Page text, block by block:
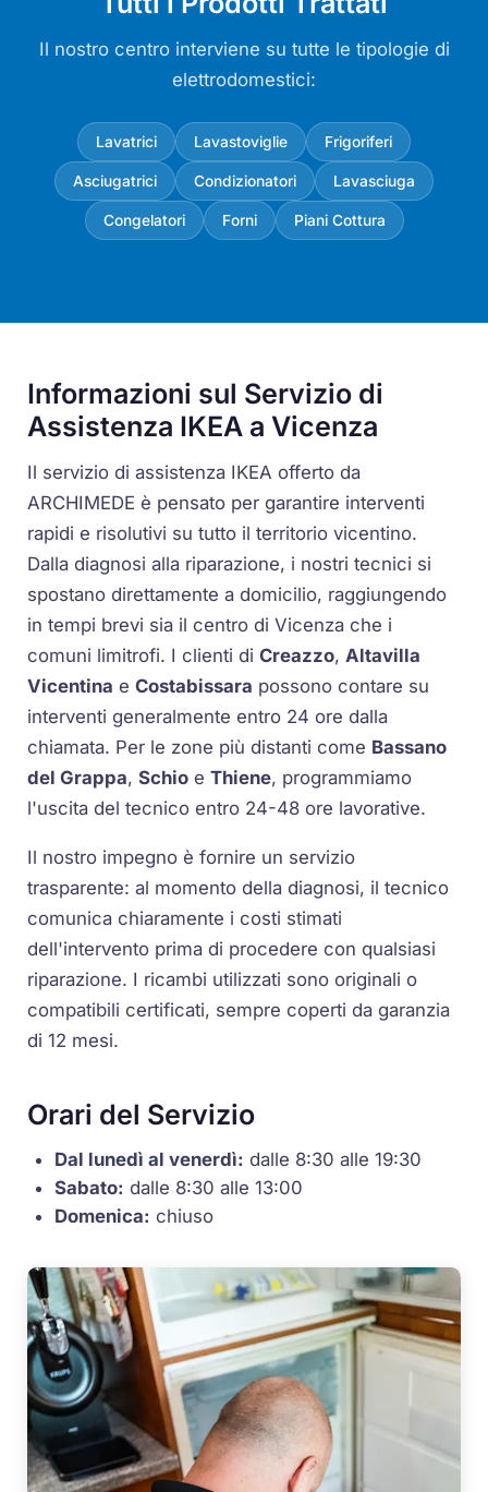
Il nostro centro interviene su tutte le tipologie di
elettrodomestici:
Lavatrici Lavastoviglie Frigoriferi
Asciugatrici Condizionatori Lavasciuga
Congelatori Forni Piani Cottura
Informazioni sul Servizio di
Assistenza IKEA a Vicenza
Il servizio di assistenza IKEA offerto da
ARCHIMEDE è pensato per garantire interventi
rapidi e risolutivi su tutto il territorio vicentino.
Dalla diagnosi alla riparazione, i nostri tecnici si
spostano direttamente a domicilio, raggiungendo
in tempi brevi sia il centro di Vicenza che i
comuni limitrofi. I clienti diCreazzo, Altavilla
Vicentina eCostabissara possono contare su
interventi generalmente entro 24 ore dalla
chiamata. Per le zone più distanti come Bassano
del Grappa,Schio eThiene, programmiamo
l'uscita del tecnico entro 24-48 ore lavorative.
Il nostro impegno è fornire un servizio
trasparente: al momento della diagnosi, il tecnico
comunica chiaramente i costi stimati
dell'intervento prima di procedere con qualsiasi
riparazione. I ricambi utilizzati sono originali o
compatibili certificati, sempre coperti da garanzia
di 12 mesi.
Orari del Servizio
Dal lunedì al venerdì: dalle 8:30 alle 19:30
Sabato: dalle 8:30 alle 13:00
Domenica: chiuso